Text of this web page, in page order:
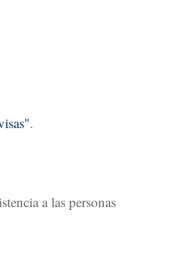
.
a las personas